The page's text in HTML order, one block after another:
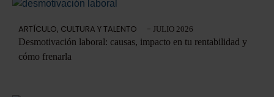
ARTÍCULO, CULTURA Y TALENTO - JULIO 2026
Desmotivación laboral: causas, impacto en tu rentabilidad y
cómo frenarla